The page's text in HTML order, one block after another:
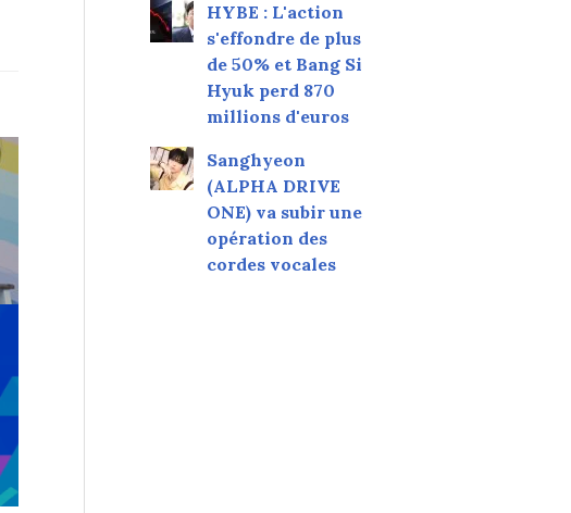
HYBE : L'action
s'effondre de plus
de 50% et Bang Si
Hyuk perd 870
millions d'euros
Sanghyeon
(ALPHA DRIVE
ONE) va subir une
opération des
cordes vocales